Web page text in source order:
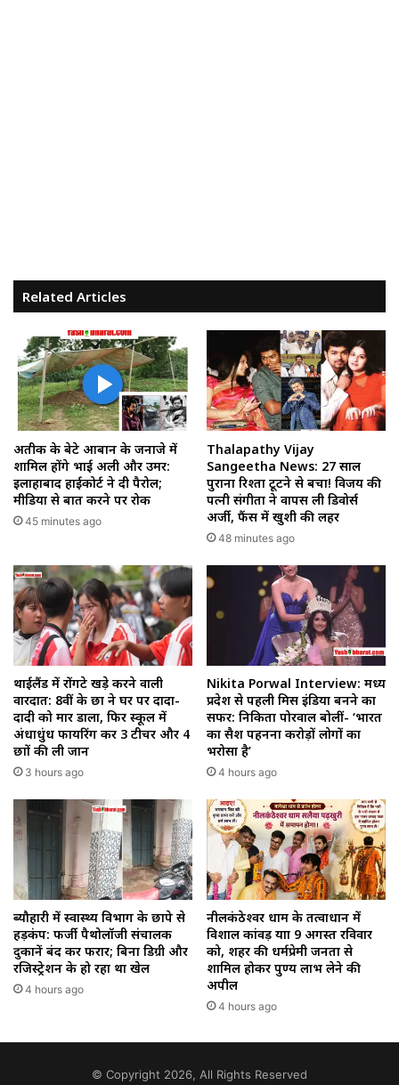
Related Articles
अतीक के बेटे आबान के जनाजे में
शामिल होंगे भाई अली और उमर:
इलाहाबाद हाईकोर्ट ने दी पैरोल;
मीडिया से बात करने पर रोक
45 minutes ago
Thalapathy Vijay
Sangeetha News: 27 साल
पुराना रिश्ता टूटने से बचा! विजय की
पत्नी संगीता ने वापस ली डिवोर्स
अर्जी, फैंस में खुशी की लहर
48 minutes ago
थाईलैंड में रोंगटे खड़े करने वाली
वारदात: 8वीं के छात्र ने घर पर दादा-
दादी को मार डाला, फिर स्कूल में
अंधाधुंध फायरिंग कर 3 टीचर और 4
छात्रों की ली जान
3 hours ago
Nikita Porwal Interview: मध्य
प्रदेश से पहली मिस इंडिया बनने का
सफर: निकिता पोरवाल बोलीं- ‘भारत
का सैश पहनना करोड़ों लोगों का
भरोसा है’
4 hours ago
ब्यौहारी में स्वास्थ्य विभाग के छापे से
हड़कंप: फर्जी पैथोलॉजी संचालक
दुकानें बंद कर फरार; बिना डिग्री और
रजिस्ट्रेशन के हो रहा था खेल
4 hours ago
नीलकंठेश्वर धाम के तत्वाधान में
विशाल कांवड़ यात्रा 9 अगस्त रविवार
को, शहर की धर्मप्रेमी जनता से
शामिल होकर पुण्य लाभ लेने की
अपील
4 hours ago
© Copyright 2026, All Rights Reserved